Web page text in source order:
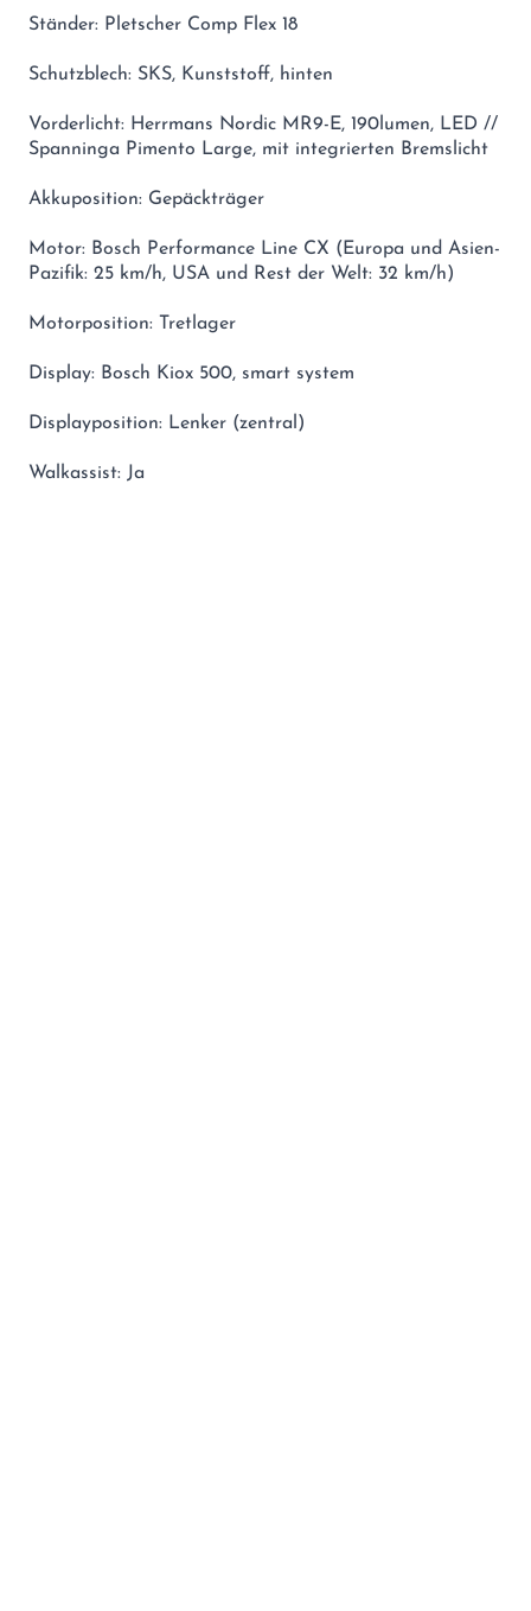
Ständer: Pletscher Comp Flex 18
Schutzblech: SKS, Kunststoff, hinten
Vorderlicht: Herrmans Nordic MR9-E, 190lumen, LED //
Spanninga Pimento Large, mit integrierten Bremslicht
Akkuposition: Gepäckträger
Motor: Bosch Performance Line CX (Europa und Asien-
Pazifik: 25 km/h, USA und Rest der Welt: 32 km/h)
Motorposition: Tretlager
Display: Bosch Kiox 500, smart system
Displayposition: Lenker (zentral)
Walkassist: Ja